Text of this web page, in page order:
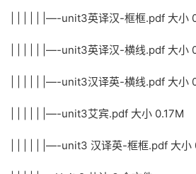
| | | | | |—-unit3英译汉-框框.pdf 大小
| | | | | |—-unit3英译汉-横线.pdf 大小
| | | | | |—-unit3汉译英-横线.pdf 大小
| | | | | |—-unit3艾宾.pdf 大小 0.17M
| | | | | |—-unit3 汉译英-框框.pdf 大小